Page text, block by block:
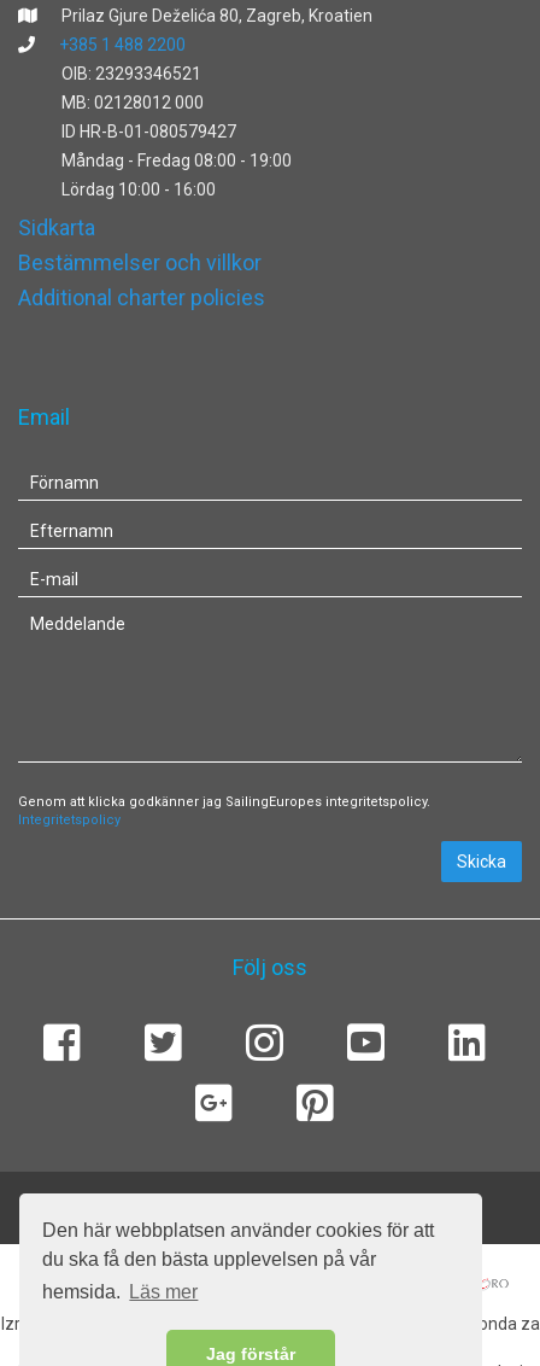
Den här webbplatsen använder cookies för att
du ska få den bästa upplevelsen på vår
hemsida.
Läs mer
Jag förstår
Prilaz Gjure Deželića 80, Zagreb, Kroatien
+385 1 488 2200
OIB: 23293346521
MB: 02128012 000
ID HR-B-01-080579427
Måndag - Fredag 08:00 - 19:00
Lördag 10:00 - 16:00
Sidkarta
Bestämmelser och villkor
Additional charter policies
Email
Genom att klicka godkänner jag SailingEuropes integritetspolicy.
Integritetspolicy
Skicka
Följ oss
Izradu web stranice sufinancirala Europska unija iz Europskog fonda za
regionalni razvoj.